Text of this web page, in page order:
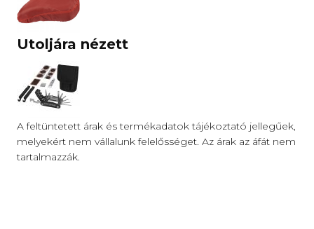
Utoljára nézett
A feltüntetett árak és termékadatok tájékoztató jellegűek,
melyekért nem vállalunk felelősséget. Az árak az áfát nem
tartalmazzák.